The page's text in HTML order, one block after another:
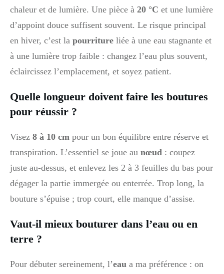
chaleur et de lumière. Une pièce à 20 °C et une lumière
d’appoint douce suffisent souvent. Le risque principal
en hiver, c’est la pourriture liée à une eau stagnante et
à une lumière trop faible : changez l’eau plus souvent,
éclaircissez l’emplacement, et soyez patient.
Quelle longueur doivent faire les boutures
pour réussir ?
Visez 8 à 10 cm pour un bon équilibre entre réserve et
transpiration. L’essentiel se joue au nœud : coupez
juste au-dessus, et enlevez les 2 à 3 feuilles du bas pour
dégager la partie immergée ou enterrée. Trop long, la
bouture s’épuise ; trop court, elle manque d’assise.
Vaut-il mieux bouturer dans l’eau ou en
terre ?
Pour débuter sereinement, l’eau a ma préférence : on